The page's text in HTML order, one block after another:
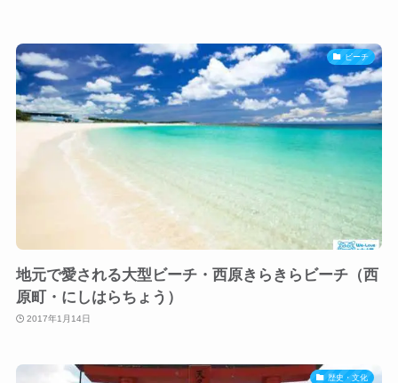
ビーチ
地元で愛される大型ビーチ・西原きらきらビーチ（西
原町・にしはらちょう）
2017年1月14日
歴史・文化